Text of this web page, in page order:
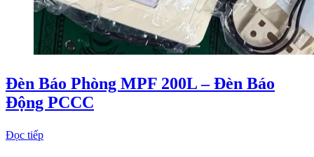
Đèn Báo Phòng MPF 200L – Đèn Báo
Động PCCC
Đọc tiếp